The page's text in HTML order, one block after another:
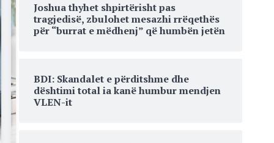
Joshua thyhet shpirtërisht pas
tragjedisë, zbulohet mesazhi rrëqethës
për “burrat e mëdhenj” që humbën jetën
BDI: Skandalet e përditshme dhe
dështimi total ia kanë humbur mendjen
VLEN-it